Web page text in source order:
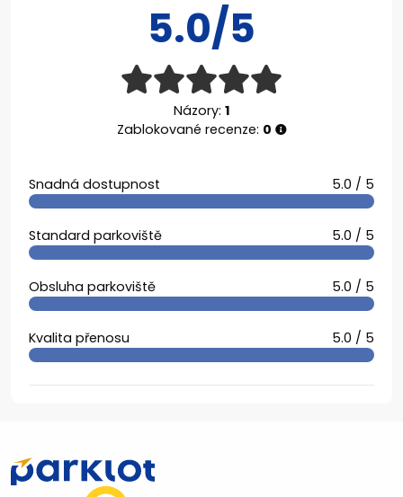
5.0/5
Názory: 1
Zablokované recenze: 0
Snadná dostupnost 5.0 / 5
Standard parkoviště 5.0 / 5
Obsluha parkoviště 5.0 / 5
Kvalita přenosu 5.0 / 5